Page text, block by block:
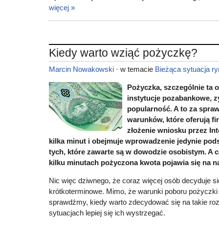
więcej »
Kiedy warto wziąć pożyczkę?
Marcin Nowakowski · w temacie Bieżąca sytuacja
Pożyczka, szczególnie ta
instytucje pozabankowe,
popularność. A to za
warunków, które oferują
złożenie wniosku przez
kilka minut i obejmuje wprowadzenie jedynie
tych, które zawarte są w dowodzie osobistym. A
kilku minutach pożyczona kwota pojawia się na
Nic więc dziwnego, że coraz więcej osób decyduje
krótkoterminowe. Mimo, że warunki poboru
sprawdźmy, kiedy warto zdecydować się na takie
sytuacjach lepiej się ich wystrzegać.